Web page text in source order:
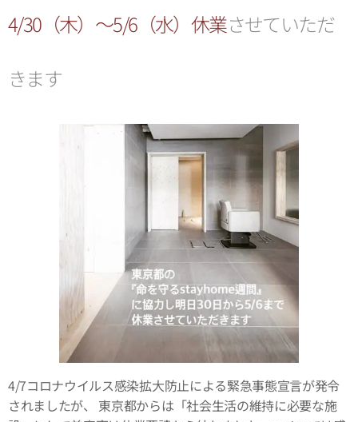
4/30（木）〜5/6（水）休業させていただ
きます
4/7コロナウイルス感染拡大防止による緊急事態宣言が発令
されましたが、 東京都からは「社会生活の維持に必要な施